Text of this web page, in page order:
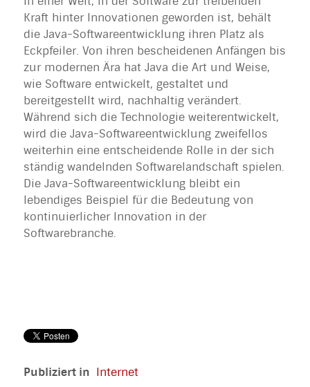
Kraft hinter Innovationen geworden ist, behält
die Java-Softwareentwicklung ihren Platz als
Eckpfeiler. Von ihren bescheidenen Anfängen bis
zur modernen Ära hat Java die Art und Weise,
wie Software entwickelt, gestaltet und
bereitgestellt wird, nachhaltig verändert.
Während sich die Technologie weiterentwickelt,
wird die Java-Softwareentwicklung zweifellos
weiterhin eine entscheidende Rolle in der sich
ständig wandelnden Softwarelandschaft spielen.
Die Java-Softwareentwicklung bleibt ein
lebendiges Beispiel für die Bedeutung von
kontinuierlicher Innovation in der
Softwarebranche.
Publiziert in Internet